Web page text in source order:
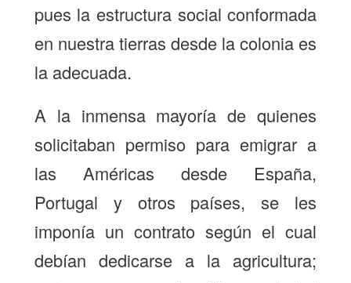
pues la estructura social conformada
en nuestra tierras desde la colonia es
la adecuada.
A la inmensa mayoría de quienes
solicitaban permiso para emigrar a
las Américas desde España,
Portugal y otros países, se les
imponía un contrato según el cual
debían dedicarse a la agricultura;